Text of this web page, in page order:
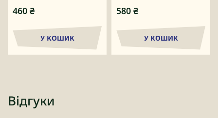
460 ₴
У КОШИК
580 ₴
У КОШИК
Відгуки